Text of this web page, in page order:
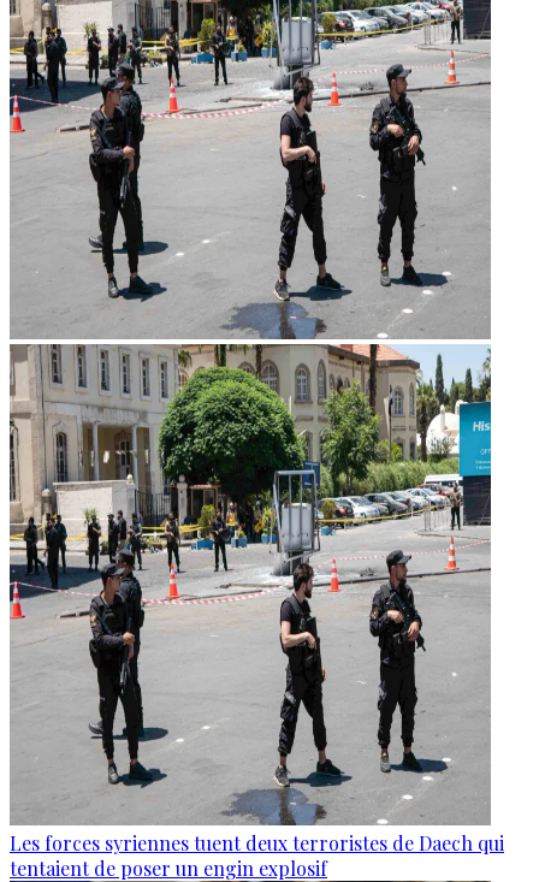
Les forces syriennes tuent deux terroristes de Daech qui
tentaient de poser un engin explosif